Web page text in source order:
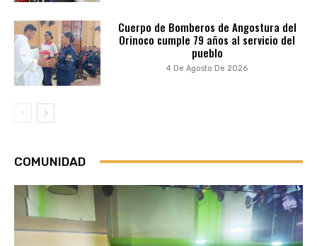
Cuerpo de Bomberos de Angostura del
Orinoco cumple 79 años al servicio del
pueblo
4 De Agosto De 2026
COMUNIDAD